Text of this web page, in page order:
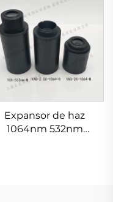
Expansor de haz
1064nm 532nm